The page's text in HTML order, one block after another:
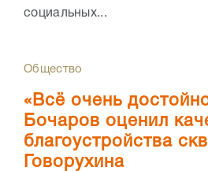
социальных...
Общество
«Всё очень
Бочаров оценил
благоустройства
Говорухина